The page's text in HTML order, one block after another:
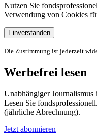
Nutzen Sie
Verwendung von Cookies
Einverstanden
Die Zustimmung ist jederzeit
Werbefrei lesen
Unabhängiger Journalismus
Lesen Sie
(jährliche Abrechnung).
Jetzt abonnieren